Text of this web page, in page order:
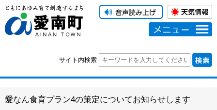
メニュー
サイト内検索
愛なん食育プラン4の策定についてお知らせします